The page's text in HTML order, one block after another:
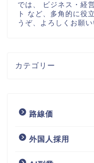
では、 ビジネス・経
ト など、多角的に役
うぞ、よろしくお願い
カテゴリー
路線価
外国人採用